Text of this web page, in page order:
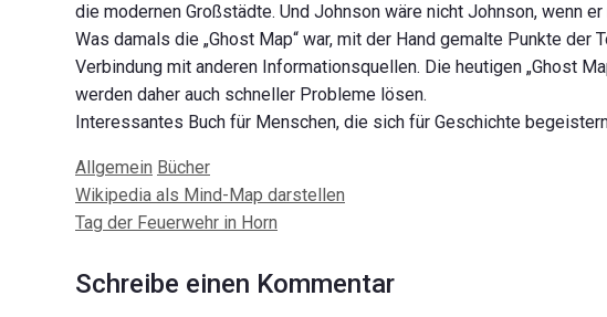
die modernen Großstädte. Und Johnson wäre nicht Johnson, wenn
Was damals die „Ghost Map“ war, mit der Hand gemalte Punkte
Verbindung mit anderen Informationsquellen. Die heutigen „Ghost
werden daher auch schneller Probleme lösen.
Interessantes Buch für Menschen, die sich für Geschichte
Kategorien
Allgemein Schlagwörter
Bücher
Beitrags-
Navigation
Wikipedia als Mind-Map darstellen
Tag der Feuerwehr in Horn
Schreibe einen Kommentar